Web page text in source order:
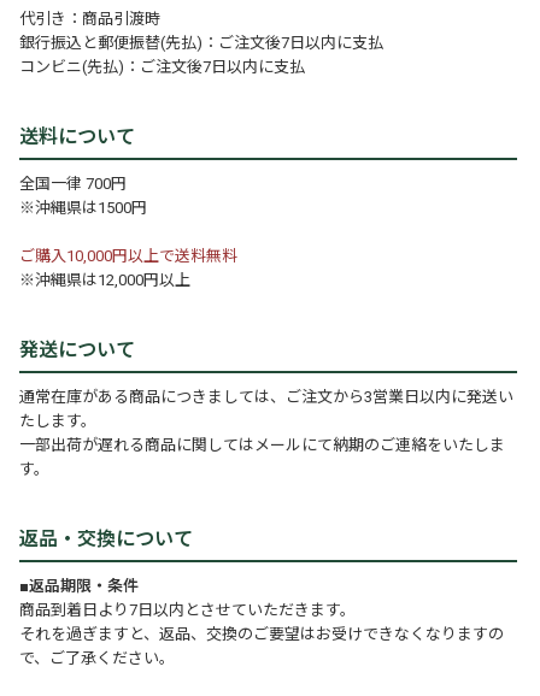
代引き：商品引渡時
銀行振込と郵便振替(先払)：ご注文後7日以内に支払
コンビニ(先払)：ご注文後7日以内に支払
送料について
全国一律 700円
※沖縄県は1500円
ご購入10,000円以上で送料無料
※沖縄県は12,000円以上
発送について
通常在庫がある商品につきましては、ご注文から3営業日以内に発送い
たします。
一部出荷が遅れる商品に関してはメールにて納期のご連絡をいたしま
す。
返品・交換について
■返品期限・条件
商品到着日より7日以内とさせていただきます。
それを過ぎますと、返品、交換のご要望はお受けできなくなりますの
で、ご了承ください。